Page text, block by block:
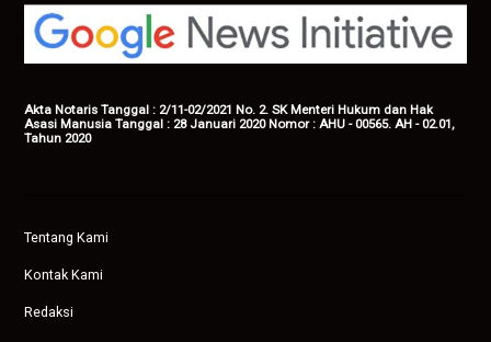
Akta Notaris Tanggal : 2/11-02/2021 No. 2. SK Menteri Hukum dan Hak
Asasi Manusia Tanggal : 28 Januari 2020 Nomor : AHU - 00565. AH - 02.01,
Tahun 2020
Tentang Kami
Kontak Kami
Redaksi